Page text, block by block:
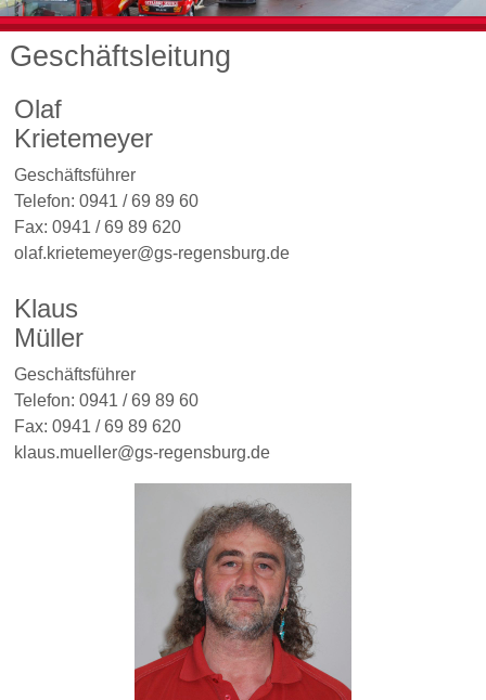
Geschäftsleitung
Olaf
Krietemeyer
Geschäftsführer
Telefon: 0941 / 69 89 60
Fax: 0941 / 69 89 620
olaf.krietemeyer@gs-regensburg.de
Klaus
Müller
Geschäftsführer
Telefon: 0941 / 69 89 60
Fax: 0941 / 69 89 620
klaus.mueller@gs-regensburg.de